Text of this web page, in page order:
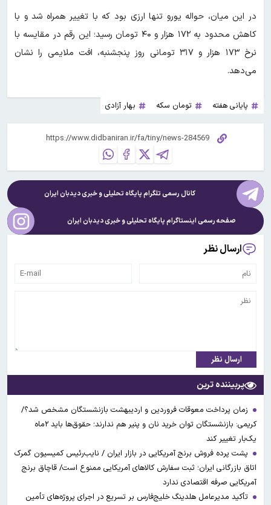
در این میان، حواله یورو تنها ارزی بود که با تغییر همراه شد و با
کاهش محدود به ۱۷۲ هزار و ۴۰ تومان رسید؛ این رقم در مقایسه با
نرخ ۱۷۳ هزار و ۳۱۷ تومانی روز پنجشنبه، افت ملایمی را نشان
می‌دهد.
پایانی هفته تومان سکه بهار آزادی
کانال رسمی تلگرام پایگاه تحلیلی و خبریدیدبان ایران
صفحه رسمی اینستاگرام پایگاه تحلیلی و خبریدیدبان ایران
ارسال نظر
ارسال نظر
پربیننده ترین
زمان پرداخت معوقات فروردین و اردیبهشت بازنشستگان مشخص شد؟/
کریمی: بازنشستگان توان خرید نان و پنیر هم ندارند؛ حقوق‌ها باید ۲ماه
یک‌بار تغییر کند
پشت پرده فروش برنج آمریکایی در بازار ایران / نایب‌رئیس کمیسیون گمرک
اتاق بازرگانی ایران؛ ثبت سفارش کالاهای آمریکایی ممنوع است/ قاچاق برنج
آمریکایی صرفه اقتصادی ندارد
تأکید مدیرعامل هلدینگ خلیج‌فارس بر تسریع در اجرای پروژه‌های تأمین